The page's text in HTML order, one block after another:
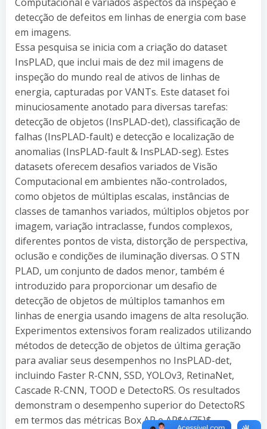
detecção de defeitos em linhas de energia com base
em imagens.
Essa pesquisa se inicia com a criação do dataset
InsPLAD, que inclui mais de dez mil imagens de
inspeção do mundo real de ativos de linhas de
energia, capturadas por VANTs. Este dataset foi
minuciosamente anotado para diversas tarefas:
detecção de objetos (InsPLAD-det), classificação de
falhas (InsPLAD-fault) e detecção e localização de
anomalias (InsPLAD-fault & InsPLAD-seg). Estes
datasets oferecem desafios variados de Visão
Computacional em ambientes não-controlados,
como objetos de múltiplas escalas, instâncias de
classes de tamanhos variados, múltiplos objetos por
imagem, variação intraclasse, fundos complexos,
diferentes pontos de vista, distorção de perspectiva,
oclusão e condições de iluminação diversas. O STN
PLAD, um conjunto de dados menor, também é
introduzido para proporcionar um desafio de
detecção de objetos de múltiplos tamanhos em
linhas de energia usando imagens de alta resolução.
Experimentos extensivos foram realizados utilizando
métodos de detecção de objetos de última geração
para avaliar seus desempenhos no InsPLAD-det,
incluindo Faster R-CNN, SSD, YOLOv3, RetinaNet,
Cascade R-CNN, TOOD e DetectoRS. Os resultados
demonstram o desempenho superior do DetectoRS
em termos das métricas Box AP e AP$^{75}$.